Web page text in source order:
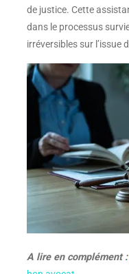
de justice. Cette
dans le processus
irréversibles sur l’issue
A lire en complément :